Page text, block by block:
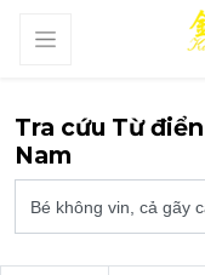
Tra cứu Từ
Nam